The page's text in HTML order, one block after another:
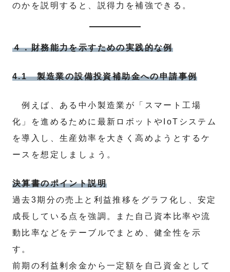
のかを説明すると、説得力を補強できる。
４．財務能力を示すための実践的な例
4.1 製造業の設備投資補助金への申請事例
例えば、ある中小製造業が「スマート工場
化」を進めるために最新ロボットやIoTシステム
を導入し、生産効率を大きく高めようとするケ
ースを想定しましょう。
決算書のポイント説明
過去3期分の売上と利益推移をグラフ化し、安定
成長している点を強調。また自己資本比率や流
動比率などをテーブルでまとめ、健全性を示
す。
前期の利益剰余金から一定額を自己資金として